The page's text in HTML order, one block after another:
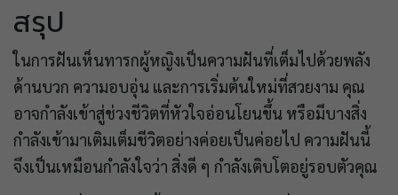
สรุป
ในการฝันเห็นทารกผู้หญิงเป็นความฝันที่เต็มไปด้วยพลัง
ด้านบวก ความอบอุ่น และการเริ่มต้นใหม่ที่สวยงาม คุณ
อาจกำลังเข้าสู่ช่วงชีวิตที่หัวใจอ่อนโยนขึ้น หรือมีบางสิ่ง
กำลังเข้ามาเติมเต็มชีวิตอย่างค่อยเป็นค่อยไป ความฝันนี้
จึงเป็นเหมือนกำลังใจว่า สิ่งดี ๆ กำลังเติบโตอยู่รอบตัวคุณ